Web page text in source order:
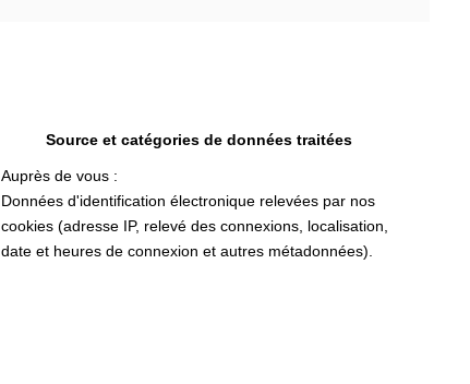
Source et catégories de données traitées
Auprès de vous :
Données d'identification électronique relevées par nos
cookies (adresse IP, relevé des connexions, localisation,
date et heures de connexion et autres métadonnées).